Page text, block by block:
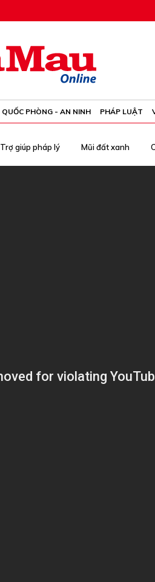
QUỐC PHÒNG - AN NINH PHÁP LUẬT
Trợ giúp pháp lý Mũi đất xanh